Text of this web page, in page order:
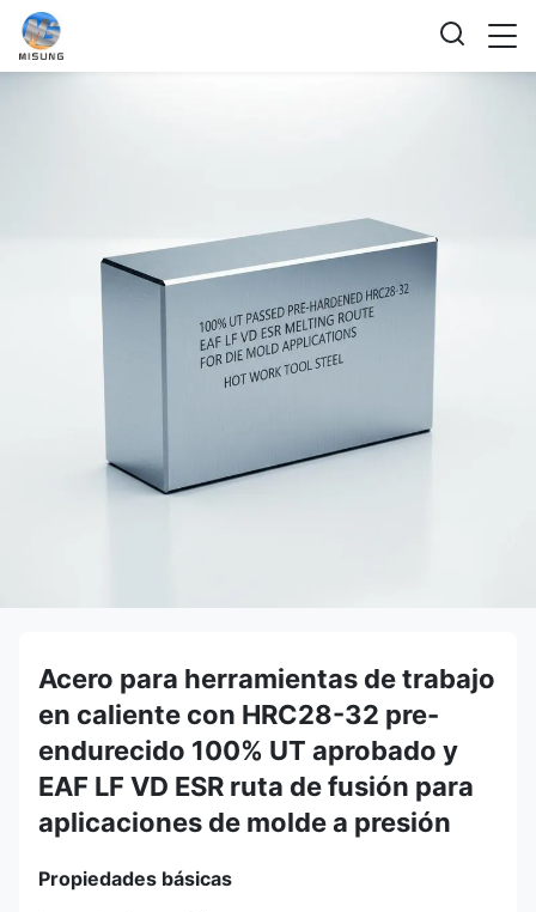
Acero para herramientas de trabajo
en caliente con HRC28-32 pre-
endurecido 100% UT aprobado y
EAF LF VD ESR ruta de fusión para
aplicaciones de molde a presión
Propiedades básicas